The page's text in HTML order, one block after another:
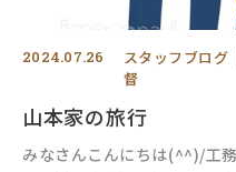
2024.07.26 スタッフブログ
督
山本家の旅行
みなさんこんにちは(^^)/工